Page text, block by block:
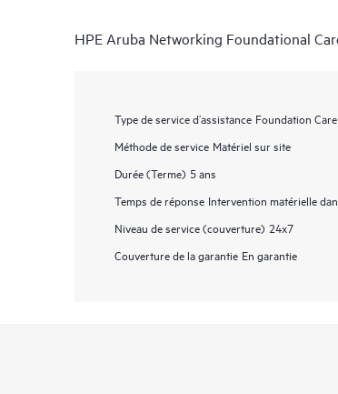
HPE Aruba Networking Foundational
Type de service d’assistance Foundation Care
Méthode de service Matériel sur site
Durée (Terme) 5 ans
Temps de réponse Intervention matérielle
Niveau de service (couverture) 24x7
Couverture de la garantie En garantie